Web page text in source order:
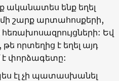
ականատես ենք եղել
շարք արտահոսքերի,
Եվ
թե որտեղից է եղել այդ
փորձագետը:
էլ չի պատասխանել